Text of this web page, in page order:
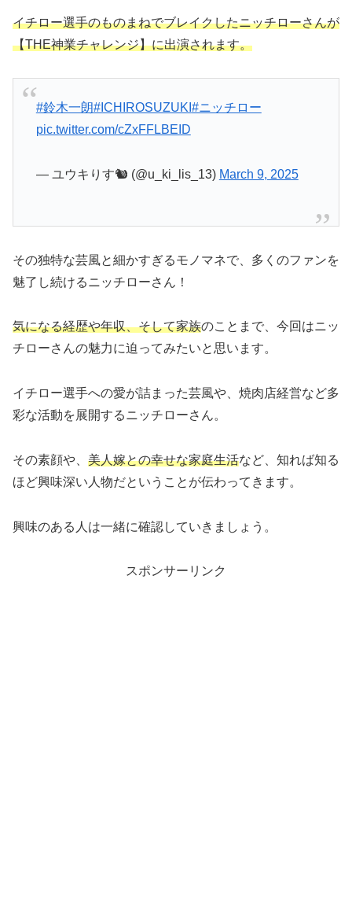
イチロー選手のものまねでブレイクしたニッチローさんが
【THE神業チャレンジ】に出演されます。
#鈴木一朗#ICHIROSUZUKI #ニッチロー
pic.twitter.com/cZxFFLBEID
— ユウキりす🐿️ (@u_ki_lis_13) March 9, 2025
その独特な芸風と細かすぎるモノマネで、多くのファンを
魅了し続けるニッチローさん！
気になる経歴や年収、そして家族のことまで、今回はニッ
チローさんの魅力に迫ってみたいと思います。
イチロー選手への愛が詰まった芸風や、焼肉店経営など多
彩な活動を展開するニッチローさん。
その素顔や、 美人嫁との幸せな家庭生活など、知れば知る
ほど興味深い人物だということが伝わってきます。
興味のある人は一緒に確認していきましょう。
スポンサーリンク